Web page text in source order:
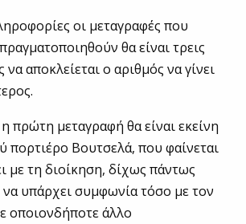
οι μεταγραφές που
θα είναι τρεις
αποκλείεται ο αριθμός να γίνει
πρώτη μεταγραφή θα είναι εκείνη
πορτιέρο Βουτσελά, που φαίνεται
με τη διοίκηση, δίχως πάντως
υπάρχει συμφωνία τόσο με τον
οποιονδήποτε άλλο